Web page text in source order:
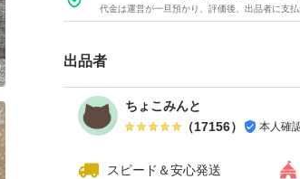
代金は運営が一旦預かり、評価後、出品者に支
出品者
ちょこみんと
（17156） 本人確
スピード＆安心発送
いいね！